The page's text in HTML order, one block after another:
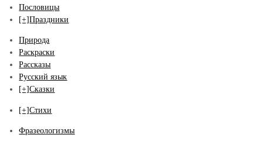
Пословицы
[+]Праздники
Природа
Раскраски
Рассказы
Русский язык
[+]Сказки
[+]Стихи
Фразеологизмы